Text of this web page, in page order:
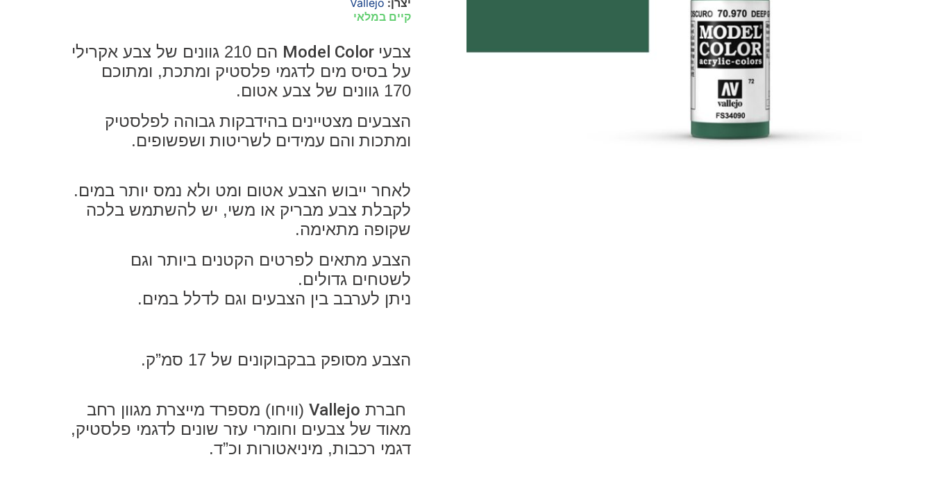
יצרן: Vallejo
קיים במלאי
צבעי Model Color
הם 210 גוונים של צבע אקרילי
על בסיס מים לדגמי פלסטיק ומתכת, ומתוכם
170 גוונים של צבע אטום.
הצבעים מצטיינים בהידבקות גבוהה לפלסטיק
ומתכות והם עמידים לשריטות ושפשופים.
לאחר ייבוש הצבע אטום ומט ולא נמס יותר במים.
לקבלת צבע מבריק או משי, יש להשתמש בלכה
שקופה מתאימה.
הצבע מתאים לפרטים הקטנים ביותר וגם
לשטחים גדולים.
ניתן לערבב בין הצבעים וגם לדלל במים.
הצבע מסופק בבקבוקונים של 17 סמ”ק.
חברת Vallejo (וויחו) מספרד מייצרת מגוון רחב
מאוד של צבעים וחומרי עזר שונים לדגמי פלסטיק,
דגמי רכבות, מיניאטורות וכ”ד.